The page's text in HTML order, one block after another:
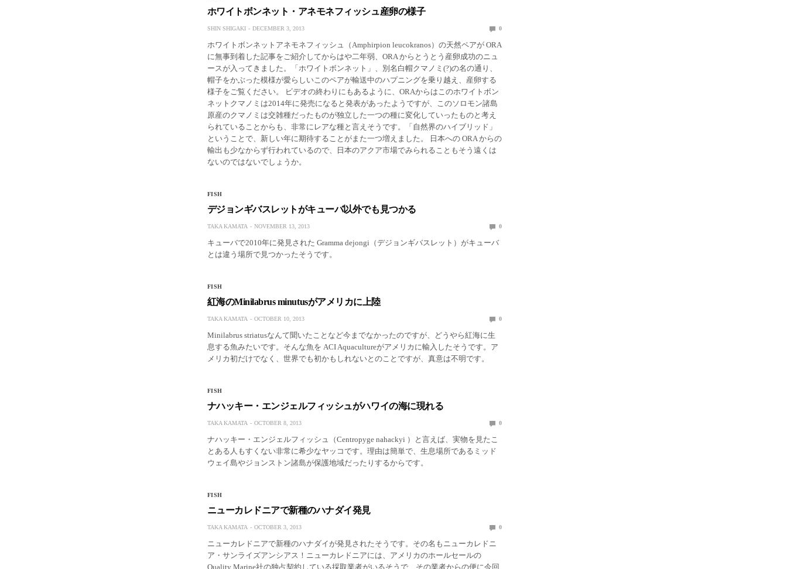
ホワイトボンネット・アネモネフィッシュ産卵の様子
SHIN SHIGAKI DECEMBER 3, 2013 0
ホワイトボンネットアネモネフィッシュ（Amphirpion leucokranos）の天然ペアが ORA
に無事到着した記事をご紹介してからはや二年弱、ORA からとうとう産卵成功のニュ
ースが入ってきました。「ホワイトボンネット」、別名白帽クマノミ(?)の名の通り、
帽子をかぶった模様が愛らしいこのペアが輸送中のハプニングを乗り越え、産卵する
様子をご覧ください。 ビデオの終わりにもあるように、ORAからはこのホワイトボン
ネットクマノミは2014年に発売になると発表があったようですが、このソロモン諸島
原産のクマノミは交雑種だったものが独立した一つの種に変化していったものと考え
られていることからも、非常にレアな種と言えそうです。「自然界のハイブリッド」
ということで、新しい年に期待することがまた一つ増えました。 日本への ORA からの
輸出も少なからず行われているので、日本のアクア市場でみられることもそう遠くは
ないのではないでしょうか。
FISH
デジョンギバスレットがキューバ以外でも見つかる
TAKA KAMATA NOVEMBER 13, 2013 0
キューバで2010年に発見された Gramma dejongi（デジョンギバスレット）がキューバ
とは違う場所で見つかったそうです。
FISH
紅海のMinilabrus minutusがアメリカに上陸
TAKA KAMATA OCTOBER 10, 2013 0
Minilabrus striatusなんて聞いたことなど今までなかったのですが、どうやら紅海に生
息する魚みたいです。そんな魚を ACI Aquacultureがアメリカに輸入したそうです。ア
メリカ初だけでなく、世界でも初かもしれないとのことですが、真意は不明です。
FISH
ナハッキー・エンジェルフィッシュがハワイの海に現れる
TAKA KAMATA OCTOBER 8, 2013 0
ナハッキー・エンジェルフィッシュ（Centropyge nahackyi ）と言えば、実物を見たこ
とある人もすくない非常に希少なヤッコです。理由は簡単で、生息場所であるミッド
ウェイ島やジョンストン諸島が保護地域だったりするからです。
FISH
ニューカレドニアで新種のハナダイ発見
TAKA KAMATA OCTOBER 3, 2013 0
ニューカレドニアで新種のハナダイが発見されたそうです。その名もニューカレドニ
ア・サンライズアンシアス！ニューカレドニアには、アメリカのホールセールの
Quality Marine社の独占契約している採取業者がいるそうで、その業者からの便に今回